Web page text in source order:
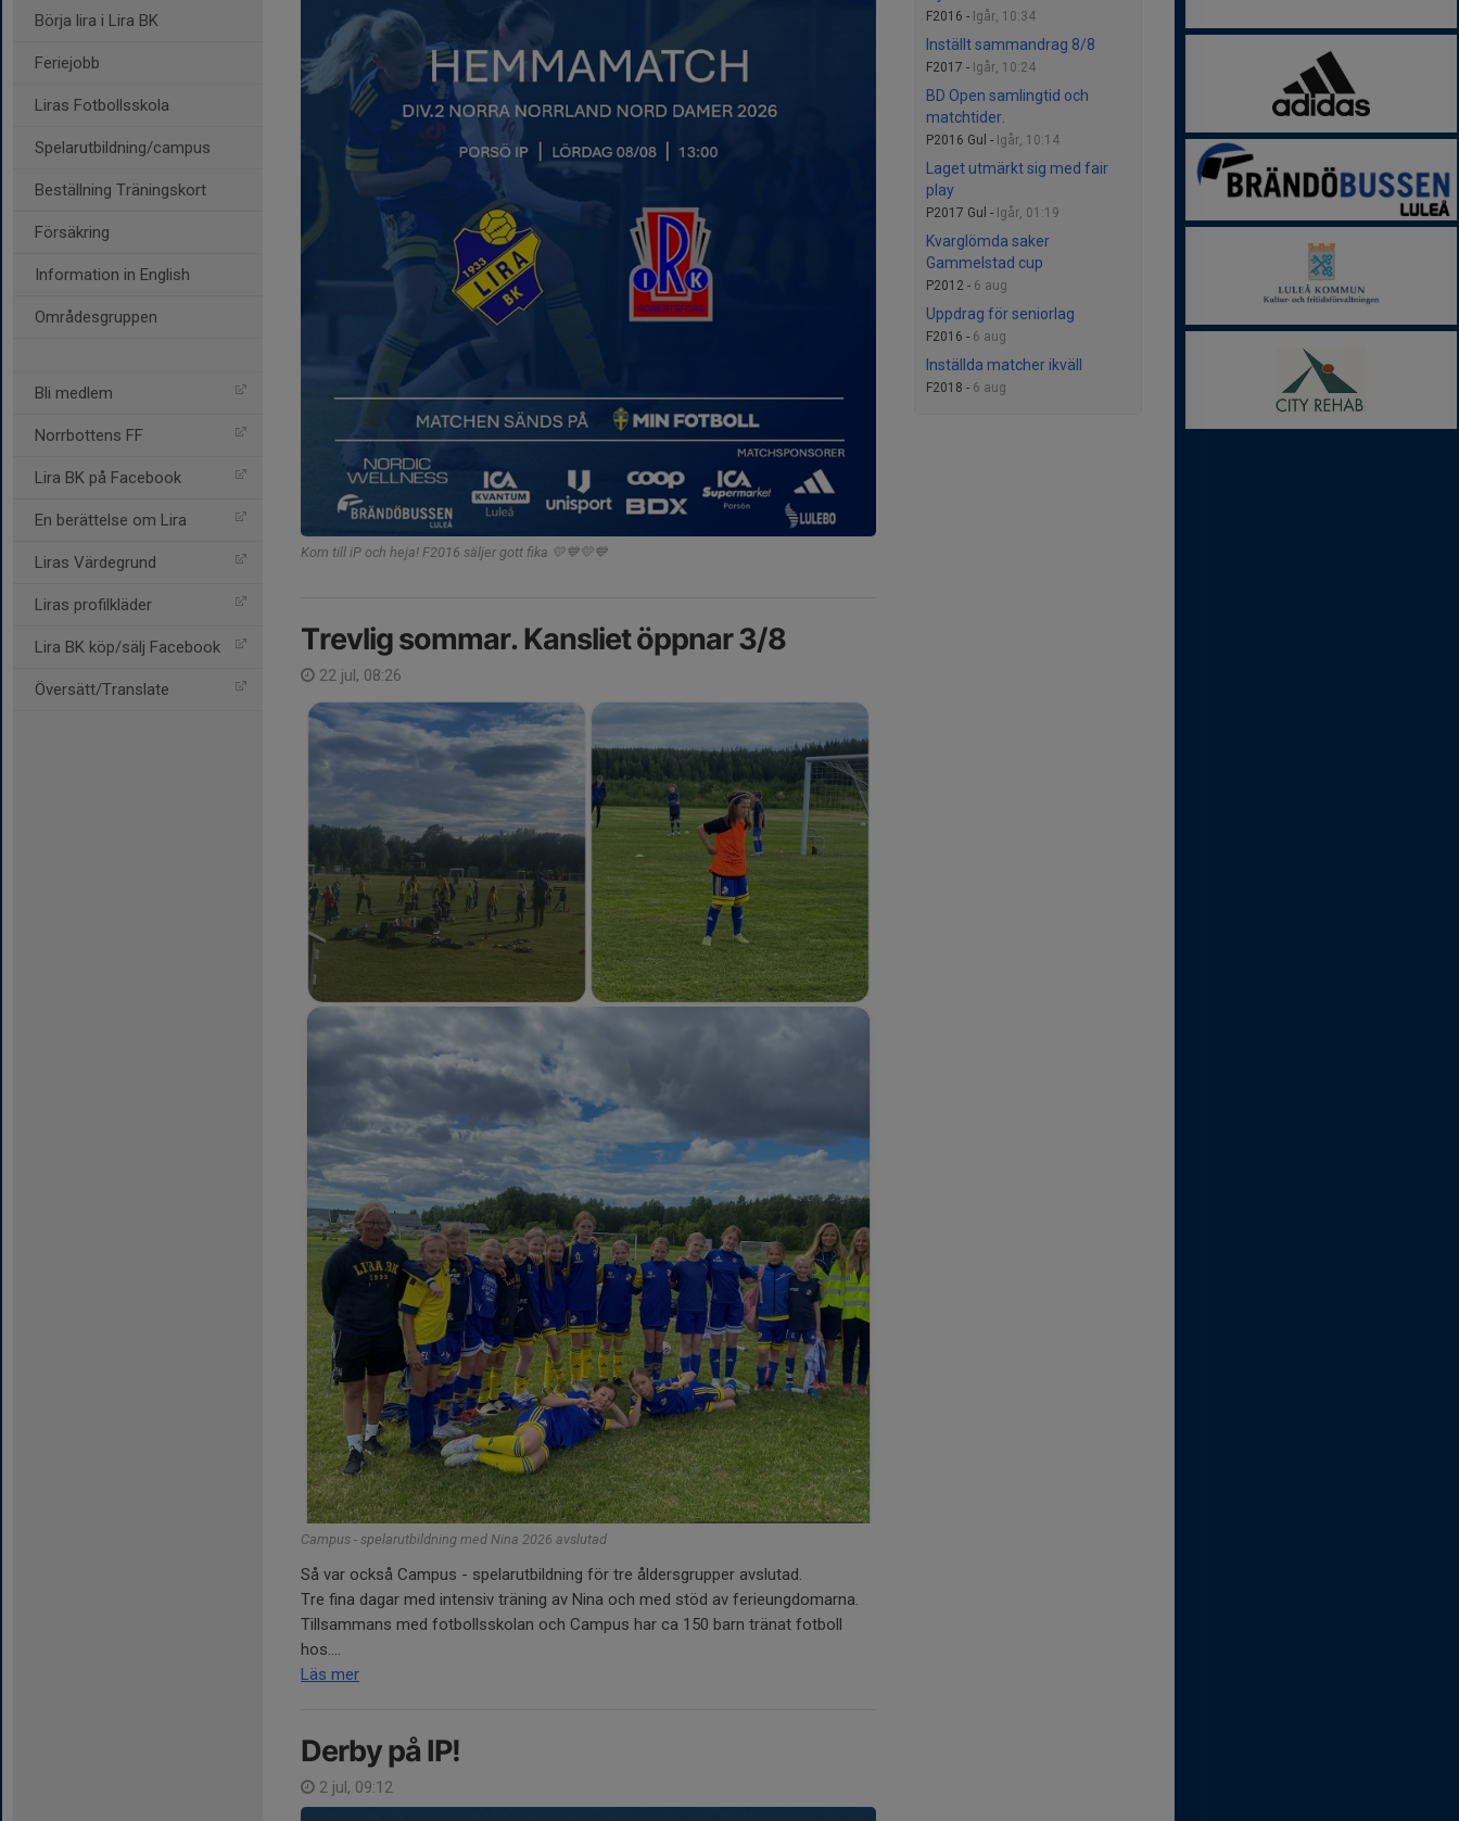
Börja lira i Lira BK
Feriejobb
Liras Fotbollsskola
Spelarutbildning/campus
Beställning Träningskort
Försäkring
Information in English
Områdesgruppen
Bli medlem
Norrbottens FF
Lira BK på Facebook
En berättelse om Lira
Liras Värdegrund
Liras profilkläder
Lira BK köp/sälj Facebook
Översätt/Translate
F2016 - Igår, 10:34
Inställt sammandrag 8/8
F2017 - Igår, 10:24
BD Open samlingtid och
matchtider.
P2016 Gul - Igår, 10:14
Laget utmärkt sig med fair
play
P2017 Gul - Igår, 01:19
Kvarglömda saker
Gammelstad cup
P2012 - 6 aug
Uppdrag för seniorlag
F2016 - 6 aug
Inställda matcher ikväll
F2018 - 6 aug
Kom till iP och heja! F2016 säljer gott fika 💛💙💛💙
Trevlig sommar. Kansliet öppnar 3/8
22 jul, 08:26
Campus - spelarutbildning med Nina 2026 avslutad
Så var också Campus - spelarutbildning för tre åldersgrupper avslutad.
Tre fina dagar med intensiv träning av Nina och med stöd av ferieungdomarna.
Tillsammans med fotbollsskolan och Campus har ca 150 barn tränat fotboll
hos....
Läs mer
Derby på IP!
2 jul, 09:12